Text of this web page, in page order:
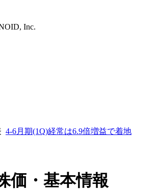
Inc.
4-6月期(1Q)経常は6.9倍増益で着地
価・基本情報